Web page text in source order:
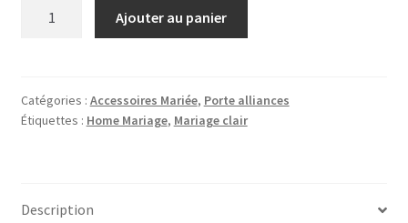
chic
rose
tambour
Ajouter au panier
Catégories : Accessoires Mariée, Porte alliances
Étiquettes : Home Mariage, Mariage clair
Description